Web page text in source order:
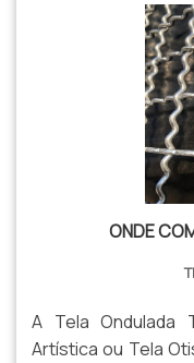
ONDE
A Tela Ondulada
Artística ou Tela Otis é uma forma de